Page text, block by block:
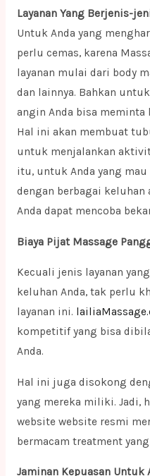
Layanan Yang Berjenis-
Untuk Anda yang
perlu cemas, karena
layanan mulai dari body
dan lainnya. Bahkan
angin Anda bisa meminta
Hal ini akan membuat
untuk menjalankan
itu, untuk Anda yang
dengan berbagai keluhan
Anda dapat mencoba
Biaya Pijat Massage
Kecuali jenis layanan
keluhan Anda, tak perlu
layanan ini.
kompetitif yang bisa
Anda.
Hal ini juga disokong
yang mereka miliki. Jadi,
website website resmi
bermacam treatment
Jaminan Kepuasan Untuk